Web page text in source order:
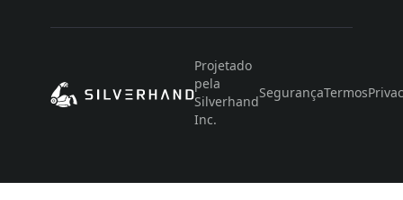
Projetado
pela
Silverhand
Inc.
SegurançaTermos